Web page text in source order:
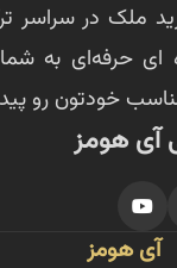
ملک در سراسر
ای حرفه‌ای به
خودتون رو
آی هومز
آی هومز